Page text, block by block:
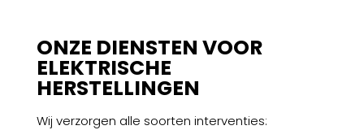
ONZE DIENSTEN VOOR
ELEKTRISCHE
HERSTELLINGEN
Wij verzorgen alle soorten interventies: